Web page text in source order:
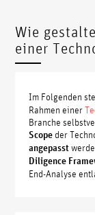
Wie
einer
Im Folgenden
Rahmen einer
Branche
Scopeder
angepasst
Diligence
End-Analyse